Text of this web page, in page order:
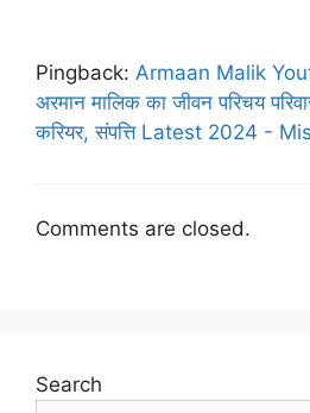
Pingback: Armaan Malik
अरमान मालिक का जीवन परिचय
करियर, संपत्ति Latest 2024 -
Comments are closed.
Search